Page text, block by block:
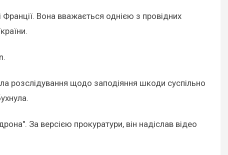
Вона вважається однією з провідних
розслідування щодо заподіяння шкоди суспільно
За версією прокуратури, він надіслав відео